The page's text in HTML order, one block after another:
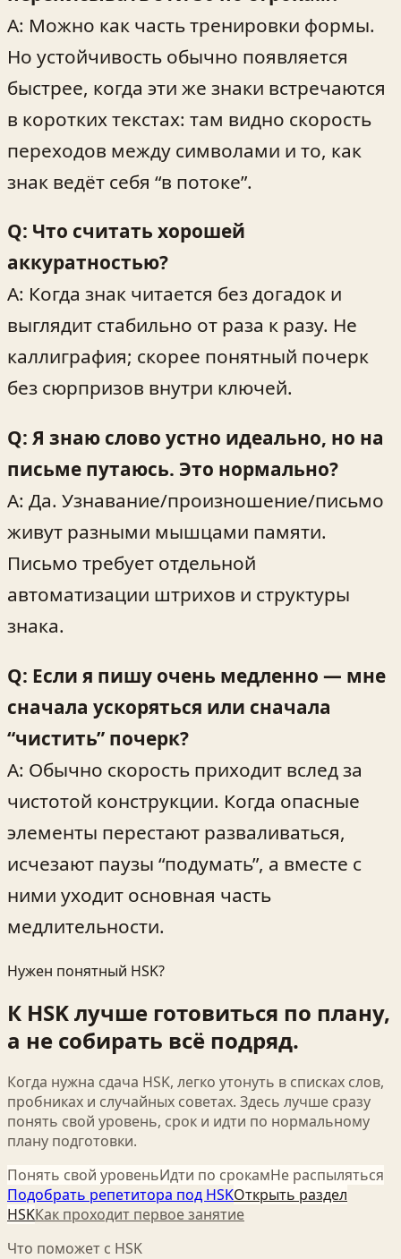
A: Можно как часть тренировки формы.
Но устойчивость обычно появляется
быстрее, когда эти же знаки встречаются
в коротких текстах: там видно скорость
переходов между символами и то, как
знак ведёт себя “в потоке”.
Q: Что считать хорошей
аккуратностью?
A: Когда знак читается без догадок и
выглядит стабильно от раза к разу. Не
каллиграфия; скорее понятный почерк
без сюрпризов внутри ключей.
Q: Я знаю слово устно идеально, но на
письме путаюсь. Это нормально?
A: Да. Узнавание/произношение/письмо
живут разными мышцами памяти.
Письмо требует отдельной
автоматизации штрихов и структуры
знака.
Q: Если я пишу очень медленно — мне
сначала ускоряться или сначала
“чистить” почерк?
A: Обычно скорость приходит вслед за
чистотой конструкции. Когда опасные
элементы перестают разваливаться,
исчезают паузы “подумать”, а вместе с
ними уходит основная часть
медлительности.
Нужен понятный HSK?
К HSK лучше готовиться по плану,
а не собирать всё подряд.
Когда нужна сдача HSK, легко утонуть в списках слов,
пробниках и случайных советах. Здесь лучше сразу
понять свой уровень, срок и идти по нормальному
плану подготовки.
Понять свой уровеньИдти по срокамНе распыляться
Подобрать репетитора под HSKОткрыть раздел
HSKКак проходит первое занятие
Что поможет с HSK